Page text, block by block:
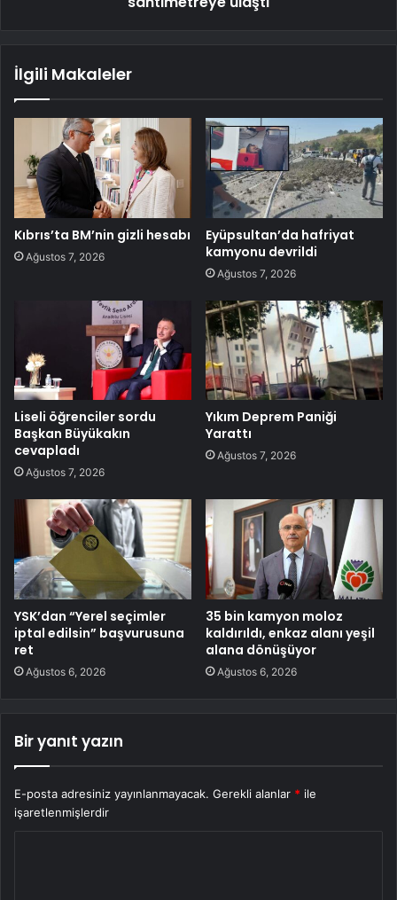
İlgili Makaleler
Kıbrıs’ta BM’nin gizli hesabı
Ağustos 7, 2026
Eyüpsultan’da hafriyat
kamyonu devrildi
Ağustos 7, 2026
Liseli öğrenciler sordu
Başkan Büyükakın
cevapladı
Ağustos 7, 2026
Yıkım Deprem Paniği
Yarattı
Ağustos 7, 2026
YSK’dan “Yerel seçimler
iptal edilsin” başvurusuna
ret
Ağustos 6, 2026
35 bin kamyon moloz
kaldırıldı, enkaz alanı yeşil
alana dönüşüyor
Ağustos 6, 2026
Bir yanıt yazın
E-posta adresiniz yayınlanmayacak. Gerekli alanlar * ile
işaretlenmişlerdir